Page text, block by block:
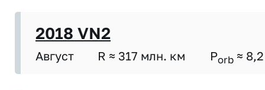
2018 VN2
Август R ≈ 317 млн. км Porb ≈ 8,2